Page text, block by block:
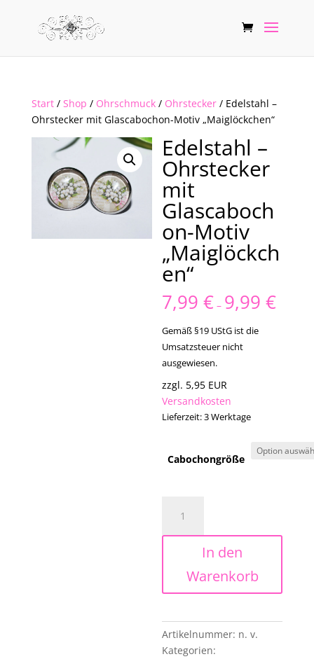
Start/ Shop / Ohrschmuck/ Ohrstecker/ Edelstahl –
Ohrstecker mit Glascabochon-Motiv „Maiglöckchen“
Edelstahl –
Ohrstecker
mit
Glascaboch
on-Motiv
„Maiglöckch
en“
7,99€ – 9,99€
Gemäß §19 UStG ist die
Umsatzsteuer nicht
ausgewiesen.
zzgl. 5,95 EUR
Versandkosten
Lieferzeit:3 Werktage
Cabochongröße
Ohrstecker
Glascabochon-
In den
Warenkorb
Artikelnummer: n. v.
Kategorien: